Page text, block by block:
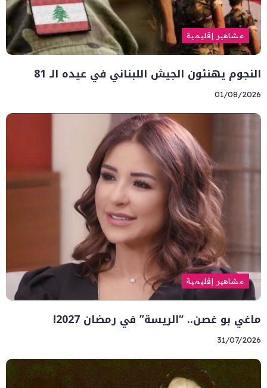
مشاهير إقليمية
النجوم يهنئون الجيش اللبناني في عيده الـ 81
01/08/2026
مشاهير إقليمية
ماغي بو غصن.. “الريسة” في رمضان 2027!
31/07/2026